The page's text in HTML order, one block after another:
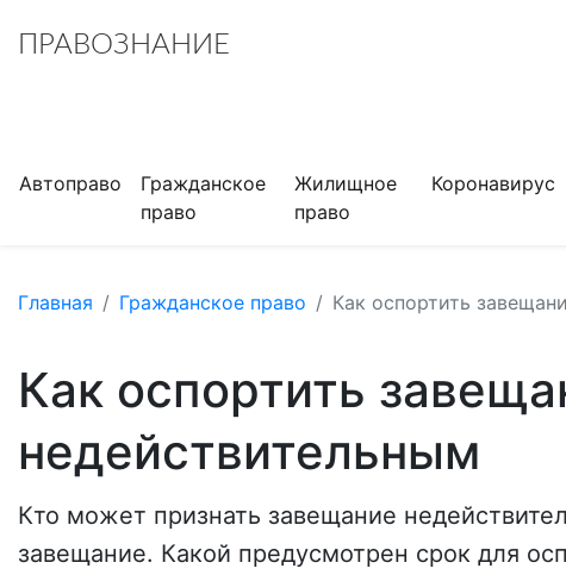
ПРАВОЗНАНИЕ
Автоправо
Гражданское
право
Жилищное
право
Коронавирус
Главная Гражданское право Как оспортить
Как оспортить
недействительным
Кто может признать завещание
завещание. Какой предусмотрен срок для